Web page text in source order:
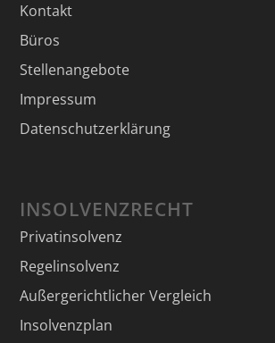
Kontakt
Büros
Stellenangebote
Impressum
Datenschutzerklärung
INSOLVENZRECHT
Privatinsolvenz
Regelinsolvenz
Außergerichtlicher Vergleich
Insolvenzplan